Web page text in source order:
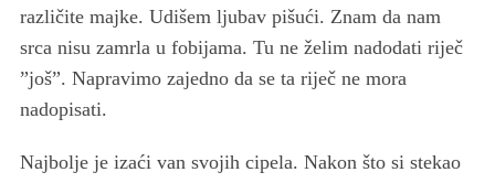
različite majke. Udišem ljubav pišući. Znam da nam
srca nisu zamrla u fobijama. Tu ne želim nadodati riječ
”još”. Napravimo zajedno da se ta riječ ne mora
nadopisati.
Najbolje je izaći van svojih cipela. Nakon što si stekao